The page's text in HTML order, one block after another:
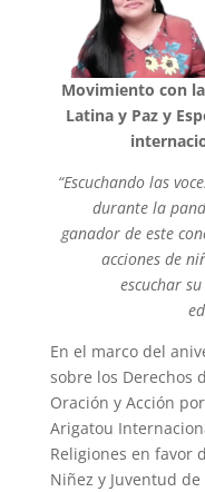
Movimiento con
Latina y Paz y
“Escuchando las
durante la
ganador de este
acciones de
escuchar
En el marco del
sobre los
Oración y Acción
Arigatou
Religiones en favor
Niñez y Juventud